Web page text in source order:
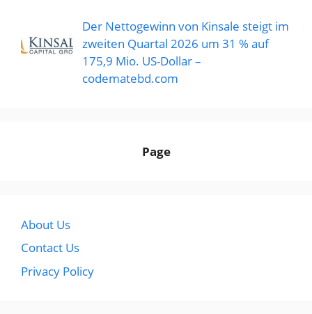
Der Nettogewinn von Kinsale steigt im
zweiten Quartal 2026 um 31 % auf
175,9 Mio. US-Dollar –
codematebd.com
Page
About Us
Contact Us
Privacy Policy